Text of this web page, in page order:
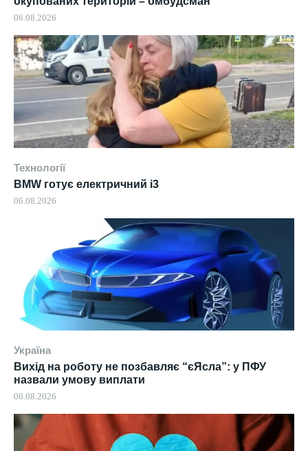
06.08.2026
Технології
BMW готує електричний i3
06.08.2026
Україна
Вихід на роботу не позбавляє “єЯсла”: у ПФУ
назвали умову виплати
06.08.2026